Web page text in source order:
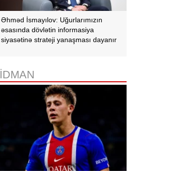
Əhməd İsmayılov: Uğurlarımızın
əsasında dövlətin informasiya
siyasətinə strateji yanaşması dayanır
İDMAN